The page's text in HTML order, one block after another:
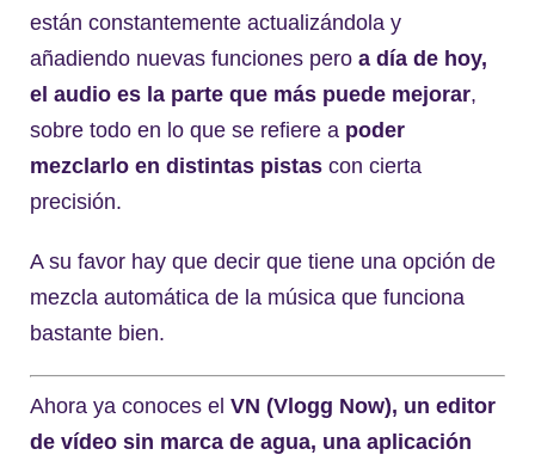
están constantemente actualizándola y
añadiendo nuevas funciones pero a día de hoy,
el audio es la parte que más puede mejorar,
sobre todo en lo que se refiere a poder
mezclarlo en distintas pistas con cierta
precisión.
A su favor hay que decir que tiene una opción de
mezcla automática de la música que funciona
bastante bien.
Ahora ya conoces el VN (Vlogg Now), un editor
de vídeo sin marca de agua, una aplicación